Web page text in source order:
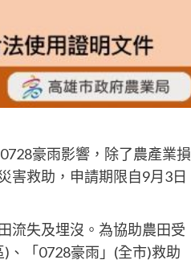
豪雨影響，除了農產業損
害救助，申請期限自9月3日
流失及埋沒。為協助農田受
、「0728豪雨」(全市)救助